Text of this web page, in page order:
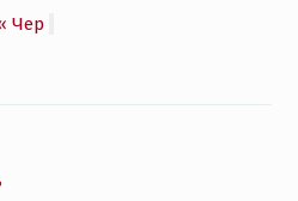
Чер